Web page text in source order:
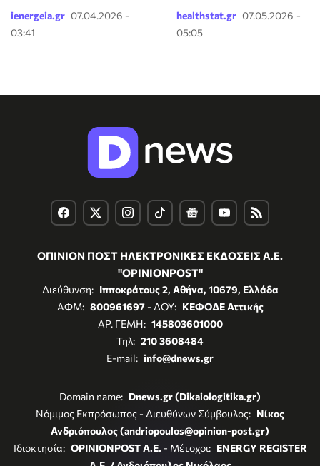
ienergeia.gr 07.04.2026 -
03:41
healthstat.gr 07.05.2026 -
05:05
ΟΠΙΝΙΟΝ ΠΟΣΤ ΗΛΕΚΤΡΟΝΙΚΕΣ ΕΚΔΟΣΕΙΣ Α.Ε.
"OPINIONPOST"
Διεύθυνση: Ιπποκράτους 2, Αθήνα, 10679, Ελλάδα
ΑΦΜ: 800961697- ΔΟΥ: ΚΕΦΟΔΕ Αττικής
ΑΡ. ΓΕΜΗ: 145803601000
Τηλ: 210 3608484
E-mail: info@dnews.gr
Domain name: Dnews.gr (Dikaiologitika.gr)
Νόμιμος Εκπρόσωπος - Διευθύνων Σύμβουλος: Νίκος
Ανδριόπουλος (andriopoulos@opinion-post.gr)
Ιδιοκτησία: OPINIONPOST A.E. - Μέτοχοι: ENERGY REGISTER